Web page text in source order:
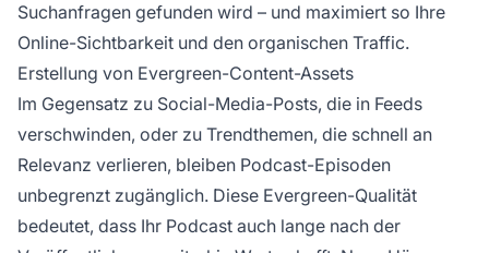
Suchanfragen gefunden wird – und maximiert so Ihre
Online-Sichtbarkeit und den organischen Traffic.
Erstellung von Evergreen-Content-Assets
Im Gegensatz zu Social-Media-Posts, die in Feeds
verschwinden, oder zu Trendthemen, die schnell an
Relevanz verlieren, bleiben Podcast-Episoden
unbegrenzt zugänglich. Diese Evergreen-Qualität
bedeutet, dass Ihr Podcast auch lange nach der